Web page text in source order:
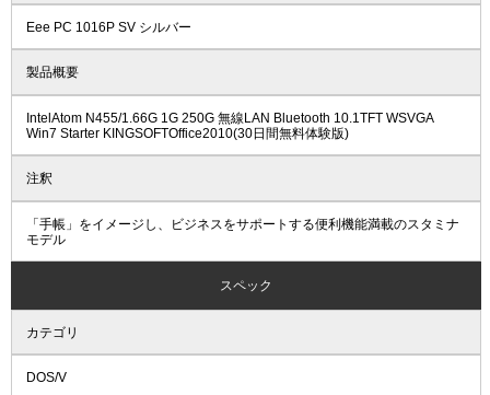
Eee PC 1016P SV シルバー
製品概要
IntelAtom N455/1.66G 1G 250G 無線LAN Bluetooth 10.1TFT WSVGA
Win7 Starter KINGSOFTOffice2010(30日間無料体験版)
注釈
「手帳」をイメージし、ビジネスをサポートする便利機能満載のスタミナ
モデル
スペック
カテゴリ
DOS/V